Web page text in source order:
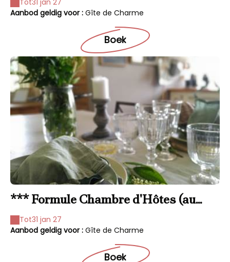
Tot31 jan 27
Aanbod geldig voor : Gîte de Charme
Boek
*** Formule Chambre d'Hôtes (au
gîte)
Tot31 jan 27
Aanbod geldig voor : Gîte de Charme
Boek